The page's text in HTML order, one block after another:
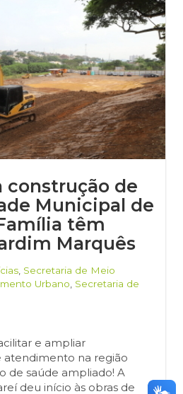
construção de
Municipal de
têm
Marquês
Secretaria de Meio
Urbano Secretaria de
e ampliar
atendimento na região
de saúde ampliado! A
deu início às obras de